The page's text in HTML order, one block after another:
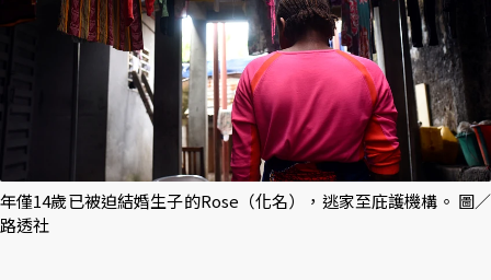
年僅14歲已被迫結婚生子的Rose（化名），逃家至庇護機構。 圖／
路透社